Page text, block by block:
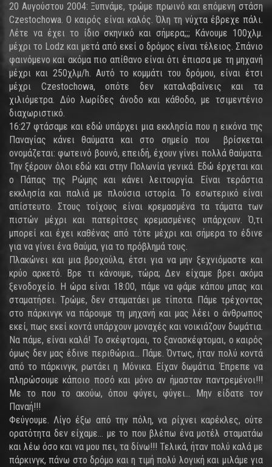
20 Αυγούστου 2004: Ξυπνάμε, τρώμε πρωινό και επόμενη στάση
Czestochowa. Ο καιρός είναι καλός. Όλη τη νύχτα έβρεχε πάλι.
Λέτε να έχει το ίδιο σκηνικό και σήμερα;;; Κάνουμε 100χλμ.
μέχρι το Lodz και μετά από εκεί ο δρόμος είναι τέλειος. Σπάνιο
φαινόμενο και ακόμα πιο απίθανο είναι ότι έπιασα με τη μηχανή
μέχρι και 250χλμ/h. Αυτό το κομμάτι του δρόμου, είναι έτσι
μέχρι Czestochowa, οπότε δεν καταλαβαίνεις και τα
χιλιόμετρα. Δύο λωρίδες άνοδο και κάθοδο, με τσιμεντένιο
διαχωριστικό.
16:27 φτάσαμε και εδώ υπάρχει μια εκκλησία που η εικόνα της
Παναγίας κάνει θαύματα και στο σημείο που βρίσκεται
ονομάζεται: φωτεινό βουνό, επειδή, έχουν γίνει πολλά θαύματα.
Την ξέρουν όλοι εδώ και στην Πολωνία γενικά. Εδώ έρχεται και
ο Πάπας της Ρώμης και κάνει λειτουργία. Είναι τεράστια
εκκλησία και παλιά με πλούσια ιστορία. Το εσωτερικό είναι
απίστευτο. Στους τοίχους είναι κρεμασμένα τα τάματα των
πιστών μέχρι και πατερίτσες κρεμασμένες υπάρχουν. Ό,τι
μπορεί και έχει καθένας από τότε μέχρι και σήμερα το έδινε
για να γίνει ένα θαύμα, για το πρόβλημά τους.
Πλακώνει και μια βροχούλα, έτσι για να μην ξεχνιόμαστε και
κρύο αρκετό. Βρε τι κάνουμε, τώρα; Δεν είχαμε βρει ακόμα
ξενοδοχείο. Η ώρα είναι 18:00, πάμε να φάμε κάπου μπας και
σταματήσει. Τρώμε, δεν σταματάει με τίποτα. Πάμε τρέχοντας
στο πάρκινγκ να πάρουμε τη μηχανή και μας λέει ο άνθρωπος
εκεί, πως εκεί κοντά υπάρχουν μοναχές και νοικιάζουν δωμάτια.
Να πάμε, είναι καλά! Το σκέφτομαι, το ξανασκέφτομαι, ο καιρός
όμως δεν μας έδινε περιθώρια... Πάμε. Όντως, ήταν πολύ κοντά
από το πάρκινγκ, ρωτάει η Μόνικα. Είχαν δωμάτια. Έπρεπε να
πληρώσουμε κάποιο ποσό και μόνο αν ήμασταν παντρεμένοι!!!
Με το που το ακούω, όπου φύγει, φύγει... Μην είδατε τον
Παναή!!!
Φεύγουμε. Λίγο έξω από την πόλη, να ρίχνει καρέκλες, ούτε
ορατότητα δεν είχαμε... με το που βλέπω ένα μοτέλ σταματάω
και λέω όσο και να μου πει, τα δίνω!!! Τελικά, ήταν πολύ καλά με
πάρκινγκ, πάνω στο δρόμο και η τιμή πολύ λογική και μιλάμε για